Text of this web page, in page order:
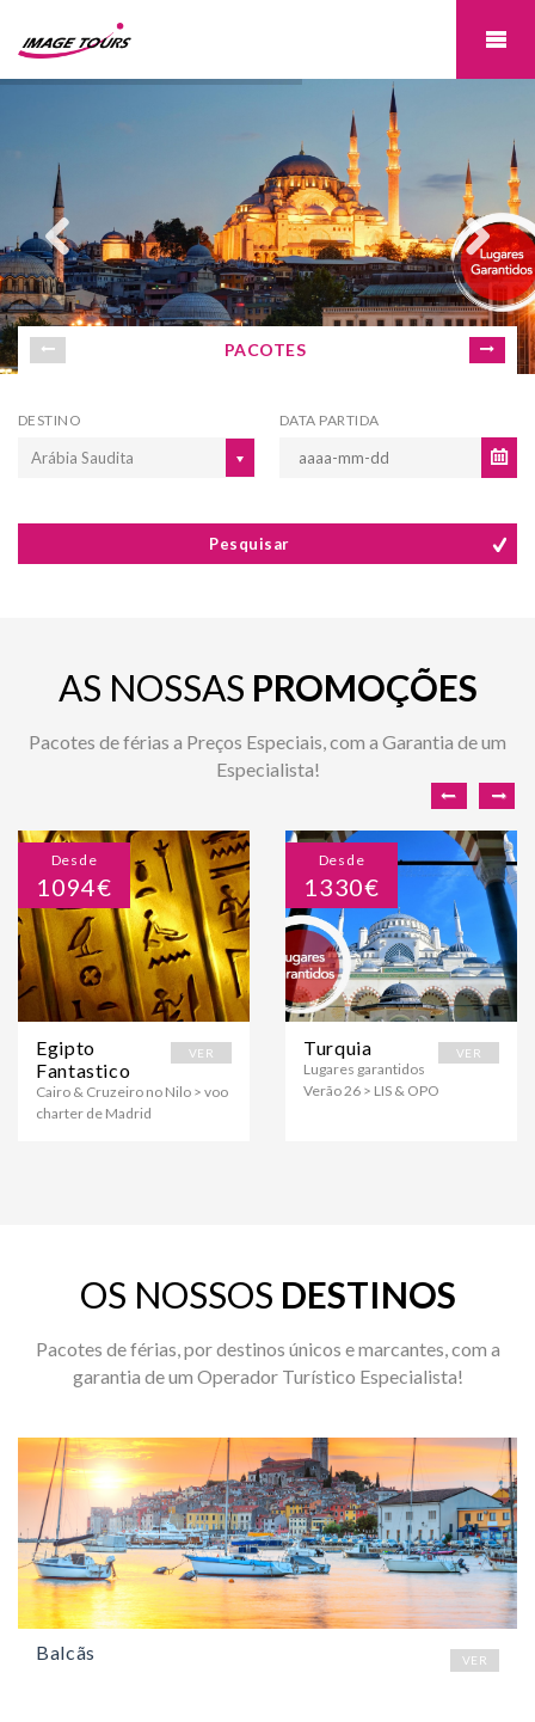
PACOTES
DESTINO
Arábia Saudita
DATA PARTIDA
Pesquisar
AS NOSSAS PROMOÇÕES
Pacotes de férias a Preços Especiais, com a Garantia de um
Especialista!
Desde
1094€
VER
Egipto
Fantastico
Cairo & Cruzeiro no Nilo > voo
charter de Madrid
Desde
1330€
VER
Turquia
Lugares garantidos
Verão 26 > LIS & OPO
OS NOSSOS DESTINOS
Pacotes de férias, por destinos únicos e marcantes, com a
garantia de um Operador Turístico Especialista!
VER
Balcãs